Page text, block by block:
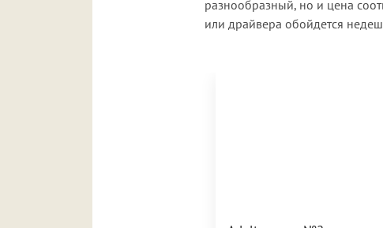
разнообразный, но и цена
или драйвера обойдется